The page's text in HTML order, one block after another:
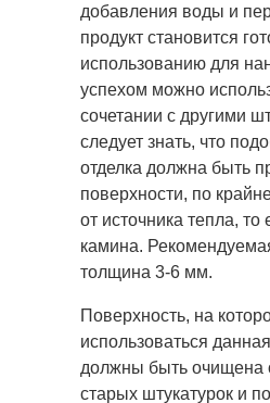
добавления воды и
продукт становится
использованию для
успехом можно
сочетании с другими
следует знать, что
отделка должна быть
поверхности, по
от источника тепла, то
камина.
толщина 3-6 мм.
Поверхность, на
использоваться
должны быть очищена
старых штукатурок и